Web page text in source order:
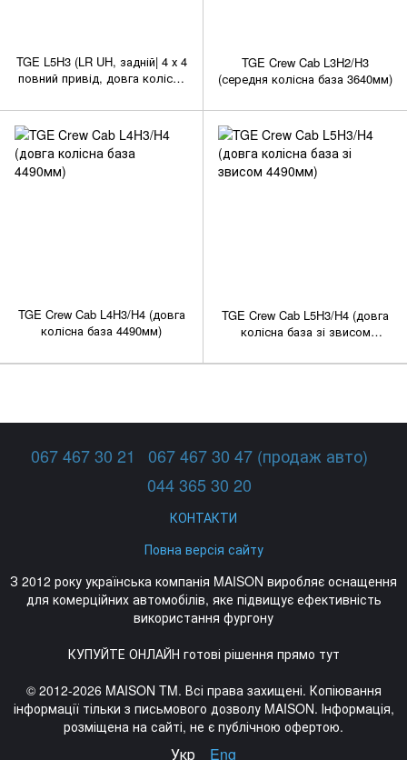
TGE L5H3 (LR UH, задній| 4 х 4
повний привід, довга колісна
довжина вантажного відсіку
4855мм), спарені колеса
TGE Crew Cab L3H2/H3
(середня колісна база 3640мм)
TGE Crew Cab L4H3/H4 (довга
колісна база 4490мм)
TGE Crew Cab L5H3/H4 (довга
колісна база зі звисом
067 467 30 21
067 467 30 47 (продаж авто)
044 365 30 20
КОНТАКТИ
Повна версія сайту
З 2012 року українська компанія MAISON виробляє оснащення
для комерційних автомобілів, яке підвищує ефективність
використання фургону
КУПУЙТЕ ОНЛАЙН готові рішення прямо тут
© 2012-2026 MAISON TM. Всі права захищені. Копіювання
інформації тільки з письмового дозволу MAISON. Інформація,
розміщена на сайті, не є публічною офертою.
Укр Eng